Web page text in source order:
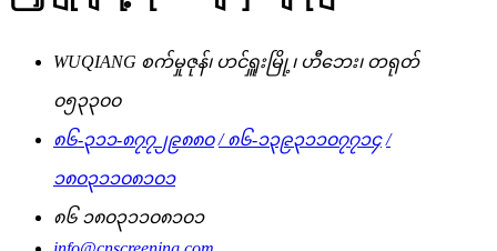
WUQIANG စက်မှုဇုန်၊ ဟင်ရှူးမြို့၊ ဟီဘေး၊ တရုတ်
၀၅၃၃၀၀
၈၆-၃၁၁-၈၇၇၂၉၈၈၀ / ၈၆-၁၃၉၃၁၁၀၇၇၁၄ /
၁၈၀၃၁၁၀၈၁၀၁
၈၆ ၁၈၀၃၁၁၀၈၁၀၁